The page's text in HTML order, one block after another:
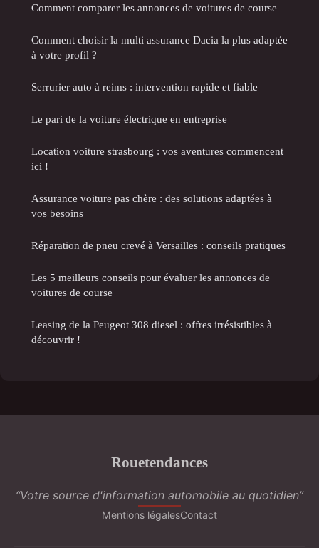
Comment comparer les annonces de voitures de course
Comment choisir la multi assurance Dacia la plus adaptée
à votre profil ?
Serrurier auto à reims : intervention rapide et fiable
Le pari de la voiture électrique en entreprise
Location voiture strasbourg : vos aventures commencent
ici !
Assurance voiture pas chère : des solutions adaptées à
vos besoins
Réparation de pneu crevé à Versailles : conseils pratiques
Les 5 meilleurs conseils pour évaluer les annonces de
voitures de course
Leasing de la Peugeot 308 diesel : offres irrésistibles à
découvrir !
Rouetendances
“Votre source d'information automobile au quotidien”
Mentions légalesContact